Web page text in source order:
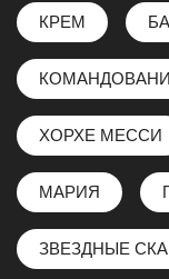
КРЕМ
ХОРХЕ МЕССИ
МАРИЯ
ЗВЕЗДНЫЕ